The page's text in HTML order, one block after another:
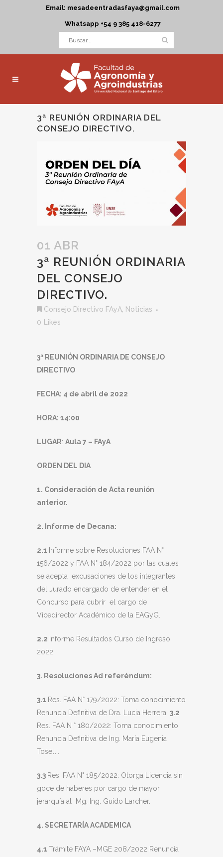
Email: mesadeentradasfaya@gmail.com
Whatsapp +54 9 385 418-6277
3ª REUNIÓN ORDINARIA DEL
CONSEJO DIRECTIVO.
01 ABR
3ª REUNIÓN ORDINARIA
DEL CONSEJO
DIRECTIVO.
Consejo Directivo FAyA Noticias
0
Likes
3ª REUNIÓN ORDINARIA DE CONSEJO
DIRECTIVO
FECHA: 4 de abril de 2022
HORA: 14:00
LUGAR: Aula 7 – FAyA
ORDEN DEL DIA
1. Consideración de Acta reunión
anterior.
2. Informe de Decana:
2.1 Informe sobre Resoluciones FAA N°
156/2022 y FAA N° 184/2022 por las cuales
se acepta excusaciones de los integrantes
del Jurado encargado de entender en el
Concurso para cubrir el cargo de
Vicedirector Académico de la EAGyG.
2.2 Informe Resultados Curso de Ingreso
2022
3. Resoluciones Ad referéndum:
3.1 Res. FAA N° 179/2022: Toma conocimiento
Renuncia Definitiva de Dra. Lucia Herrera. 3.2
Res. FAA N ° 180/2022: Toma conocimiento
Renuncia Definitiva de Ing. María Eugenia
Toselli.
3.3 Res. FAA N° 185/2022: Otorga Licencia sin
goce de haberes por cargo de mayor
jerarquía al Mg. Ing. Guido Larcher.
4. SECRETARÍA ACADEMICA
4.1 Trámite FAYA –MGE 208/2022 Renuncia